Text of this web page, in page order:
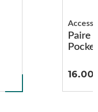
Paire
16.00